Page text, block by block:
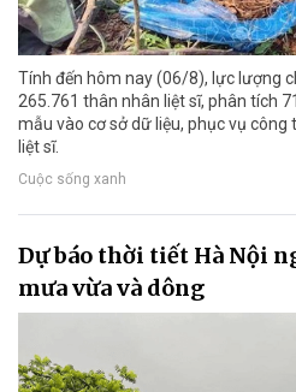
Tính đến hôm nay (06/8), lực lượng
265.761 thân nhân liệt sĩ, phân tích
mẫu vào cơ sở dữ liệu, phục vụ
liệt sĩ.
Cuộc sống xanh
Dự báo thời tiết Hà Nội
mưa vừa và dông